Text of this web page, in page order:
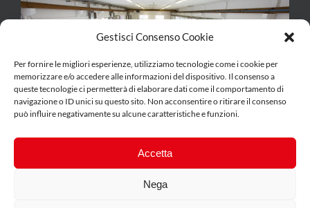
Gestisci Consenso Cookie
Per fornire le migliori esperienze, utilizziamo tecnologie come i cookie per
memorizzare e/o accedere alle informazioni del dispositivo. Il consenso a
queste tecnologie ci permetterà di elaborare dati come il comportamento di
navigazione o ID unici su questo sito. Non acconsentire o ritirare il consenso
può influire negativamente su alcune caratteristiche e funzioni.
Accetta
Nega